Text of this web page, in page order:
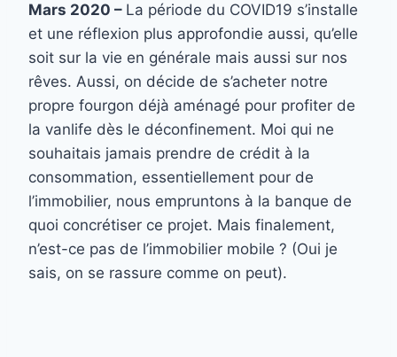
Mars 2020 – La période du COVID19 s’installe
et une réflexion plus approfondie aussi, qu’elle
soit sur la vie en générale mais aussi sur nos
rêves. Aussi, on décide de s’acheter notre
propre fourgon déjà aménagé pour profiter de
la vanlife dès le déconfinement. Moi qui ne
souhaitais jamais prendre de crédit à la
consommation, essentiellement pour de
l’immobilier, nous empruntons à la banque de
quoi concrétiser ce projet. Mais finalement,
n’est-ce pas de l’immobilier mobile ? (Oui je
sais, on se rassure comme on peut).